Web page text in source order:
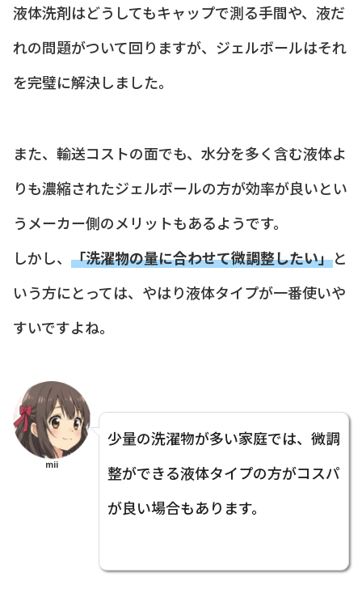
液体洗剤はどうしてもキャップで測る手間や、液だ
れの問題がついて回りますが、ジェルボールはそれ
を完璧に解決しました。
また、輸送コストの面でも、水分を多く含む液体よ
りも濃縮されたジェルボールの方が効率が良いとい
うメーカー側のメリットもあるようです。
しかし、 「洗濯物の量に合わせて微調整したい」と
いう方にとっては、やはり液体タイプが一番使いや
すいですよね。
mii
少量の洗濯物が多い家庭では、微調
整ができる液体タイプの方がコスパ
が良い場合もあります。